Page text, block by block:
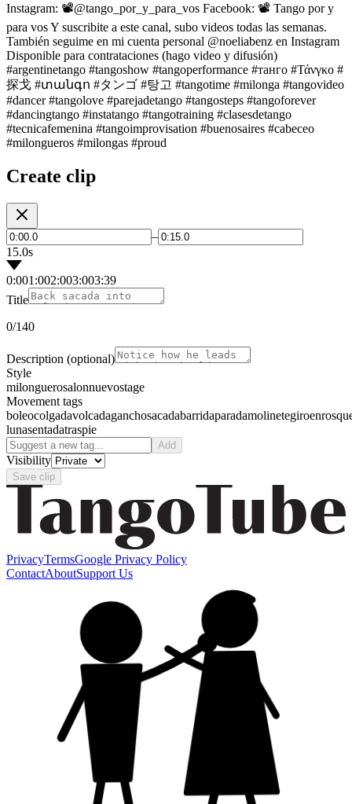
Instagram: 📽️@tango_por_y_para_vos Facebook: 📽️ Tango por y
para vos Y suscribite a este canal, subo videos todas las semanas.
También seguime en mi cuenta personal @noeliabenz en Instagram
Disponible para contrataciones (hago video y difusión)
#argentinetango #tangoshow #tangoperformance #танго #Τάνγκο #
探戈 #տանգո #タンゴ #탕고 #tangotime #milonga #tangovideo
#dancer #tangolove #parejadetango #tangosteps #tangoforever
#dancingtango #instatango #tangotraining #clasesdetango
#tecnicafemenina #tangoimprovisation #buenosaires #cabeceo
#milongueros #milongas #proud
Create clip
–
15.0s
0:001:002:003:003:39
Title
0/140
Description (optional)
Style
milonguerosalonnuevostage
Movement tags
boleocolgadavolcadaganchosacadabarridaparadamolinetegiro
lunasentadatraspie
Add
Visibility
Save clip
PrivacyTermsGoogle Privacy Policy
ContactAboutSupport Us